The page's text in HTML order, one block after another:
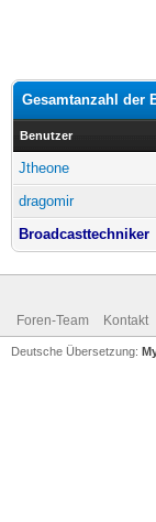
Gesamtanzahl der
Benutzer
Jtheone
dragomir
Broadcasttechniker
Foren-Team Kontakt
Deutsche Übersetzung: